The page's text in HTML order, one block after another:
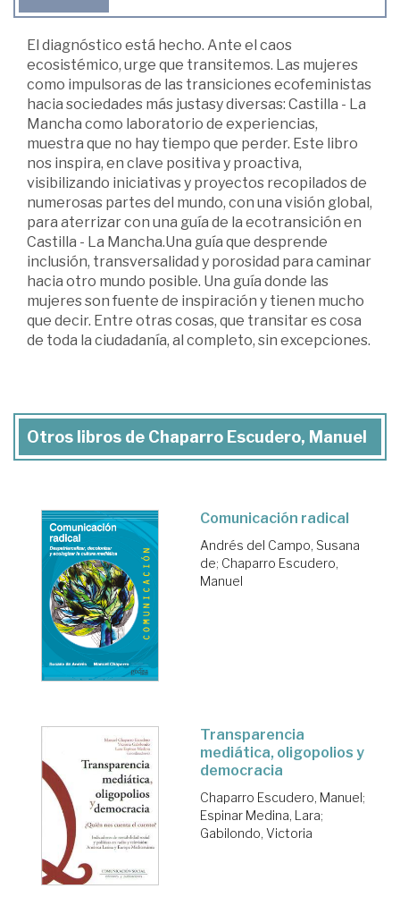
El diagnóstico está hecho. Ante el caos
ecosistémico, urge que transitemos. Las mujeres
como impulsoras de las transiciones ecofeministas
hacia sociedades más justasy diversas: Castilla - La
Mancha como laboratorio de experiencias,
muestra que no hay tiempo que perder. Este libro
nos inspira, en clave positiva y proactiva,
visibilizando iniciativas y proyectos recopilados de
numerosas partes del mundo, con una visión global,
para aterrizar con una guía de la ecotransición en
Castilla - La Mancha.Una guía que desprende
inclusión, transversalidad y porosidad para caminar
hacia otro mundo posible. Una guía donde las
mujeres son fuente de inspiración y tienen mucho
que decir. Entre otras cosas, que transitar es cosa
de toda la ciudadanía, al completo, sin excepciones.
Otros libros de Chaparro Escudero, Manuel
Comunicación radical
Andrés del Campo, Susana
de; Chaparro Escudero,
Manuel
Transparencia
mediática, oligopolios y
democracia
Chaparro Escudero, Manuel;
Espinar Medina, Lara;
Gabilondo, Victoria